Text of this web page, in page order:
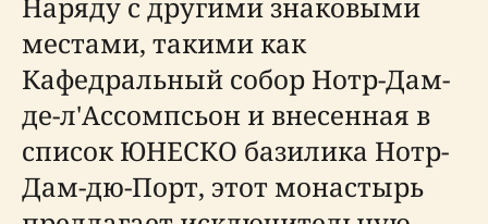
местами, такими как
Кафедральный собор Нотр-Дам-
де-л'Ассомпсьон и внесенная в
список ЮНЕСКО базилика Нотр-
Дам-дю-Порт, этот монастырь